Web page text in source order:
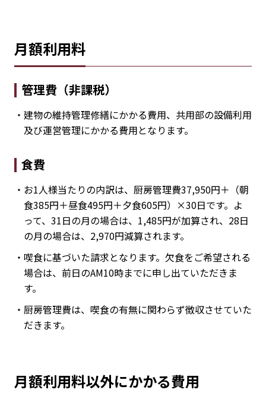
月額利用料
管理費（非課税）
・建物の維持管理修繕にかかる費用、共用部の設備利用
及び運営管理にかかる費用となります。
食費
・お1人様当たりの内訳は、厨房管理費37,950円＋（朝
食385円＋昼食495円＋夕食605円）×30日です。よ
って、31日の月の場合は、1,485円が加算され、28日
の月の場合は、2,970円減算されます。
・喫食に基づいた請求となります。欠食をご希望される
場合は、前日のAM10時までに申し出ていただきま
す。
・厨房管理費は、喫食の有無に関わらず徴収させていた
だきます。
月額利用料以外にかかる費用